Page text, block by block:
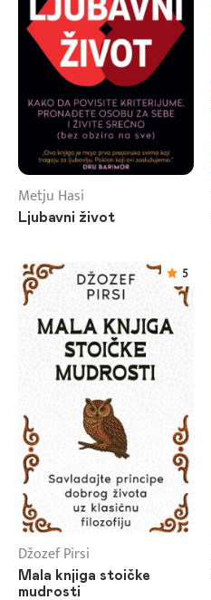
Metju Hasi
Ljubavni život
5
Džozef Pirsi
Mala knjiga stoičke
mudrosti